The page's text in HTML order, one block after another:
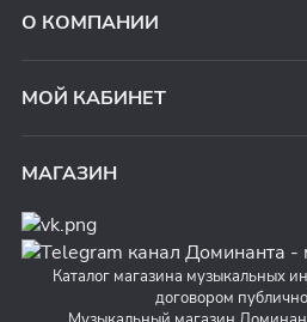
О КОМПАНИИ
МОЙ КАБИНЕТ
МАГАЗИН
Каталог магазина музыкальных
договором